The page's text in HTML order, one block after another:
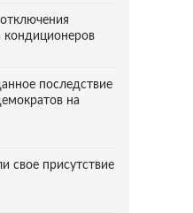
кондиционеров
последствие
на
свое присутствие